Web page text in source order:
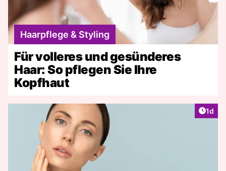
Haarpflege & Styling
Für volleres und gesünderes
Haar: So pflegen Sie Ihre
Kopfhaut
1d